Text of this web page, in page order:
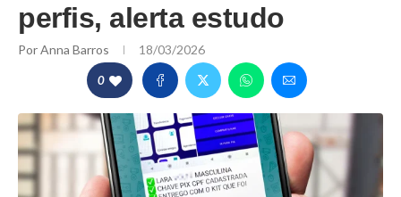
perfis, alerta estudo
PorAnna Barros 18/03/2026
0